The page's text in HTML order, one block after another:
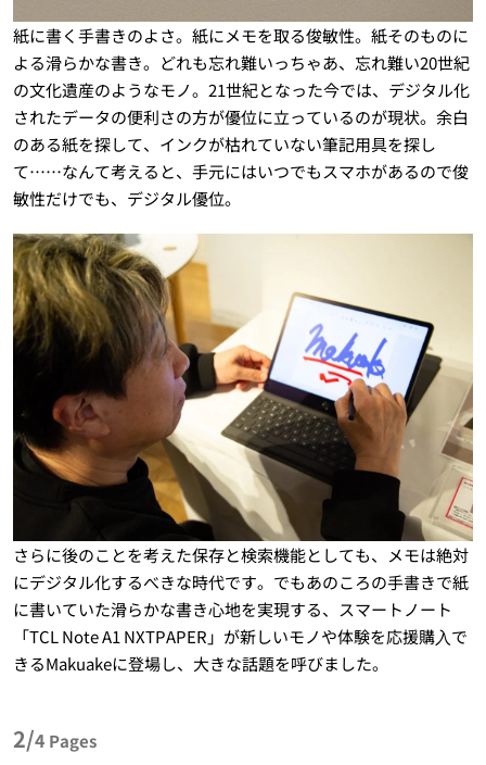
紙に書く手書きのよさ。紙にメモを取る俊敏性。紙そのものに
よる滑らかな書き。どれも忘れ難いっちゃあ、忘れ難い20世紀
の文化遺産のようなモノ。21世紀となった今では、デジタル化
されたデータの便利さの方が優位に立っているのが現状。余白
のある紙を探して、インクが枯れていない筆記用具を探し
て……なんて考えると、手元にはいつでもスマホがあるので俊
敏性だけでも、デジタル優位。
さらに後のことを考えた保存と検索機能としても、メモは絶対
にデジタル化するべきな時代です。でもあのころの手書きで紙
に書いていた滑らかな書き心地を実現する、スマートノート
「TCL Note A1 NXTPAPER」が新しいモノや体験を応援購⼊で
きるMakuakeに登場し、大きな話題を呼びました。
2/4 Pages